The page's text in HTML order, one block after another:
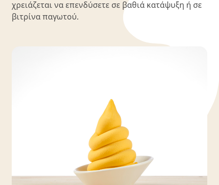
χρειάζεται να επενδύσετε σε βαθιά κατάψυξη ή σε
βιτρίνα παγωτού.